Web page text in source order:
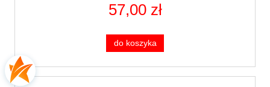
57,00 zł
do koszyka